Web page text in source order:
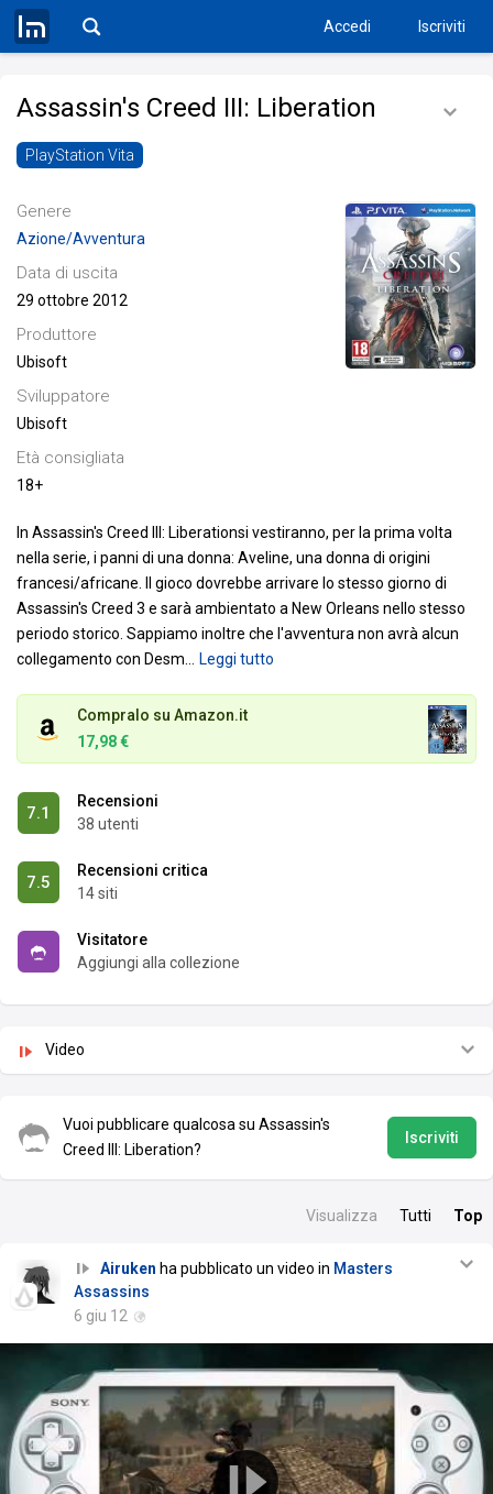
Accedi Iscriviti
Assassin's Creed III: Liberation
PlayStation Vita
Genere
Azione/Avventura
Data di uscita
29 ottobre 2012
Produttore
Ubisoft
Sviluppatore
Ubisoft
Età consigliata
18+
In Assassin's Creed III: Liberationsi vestiranno, per la prima volta
nella serie, i panni di una donna: Aveline, una donna di origini
francesi/africane. Il gioco dovrebbe arrivare lo stesso giorno di
Assassin's Creed 3 e sarà ambientato a New Orleans nello stesso
periodo storico. Sappiamo inoltre che l'avventura non avrà alcun
collegamento con Desm… Leggi tutto
Compralo su Amazon.it
17,98 €
7.1
Recensioni
38 utenti
7.5
Recensioni critica
14 siti
Visitatore
Aggiungi alla collezione
Video
Vuoi pubblicare qualcosa su Assassin's
Creed III: Liberation?
Iscriviti
Visualizza Tutti Top
Airuken ha pubblicato un video in Masters
Assassins
6 giu 12